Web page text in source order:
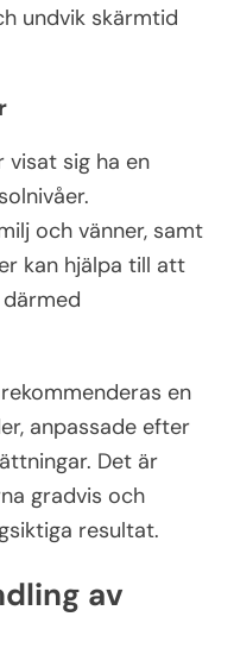
undvik skärmtid
visat sig ha en
och vänner, samt
kan hjälpa till att
en
anpassade efter
Det är
gradvis och
resultat.
av